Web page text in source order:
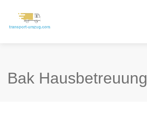
Bak Hausbetreuung